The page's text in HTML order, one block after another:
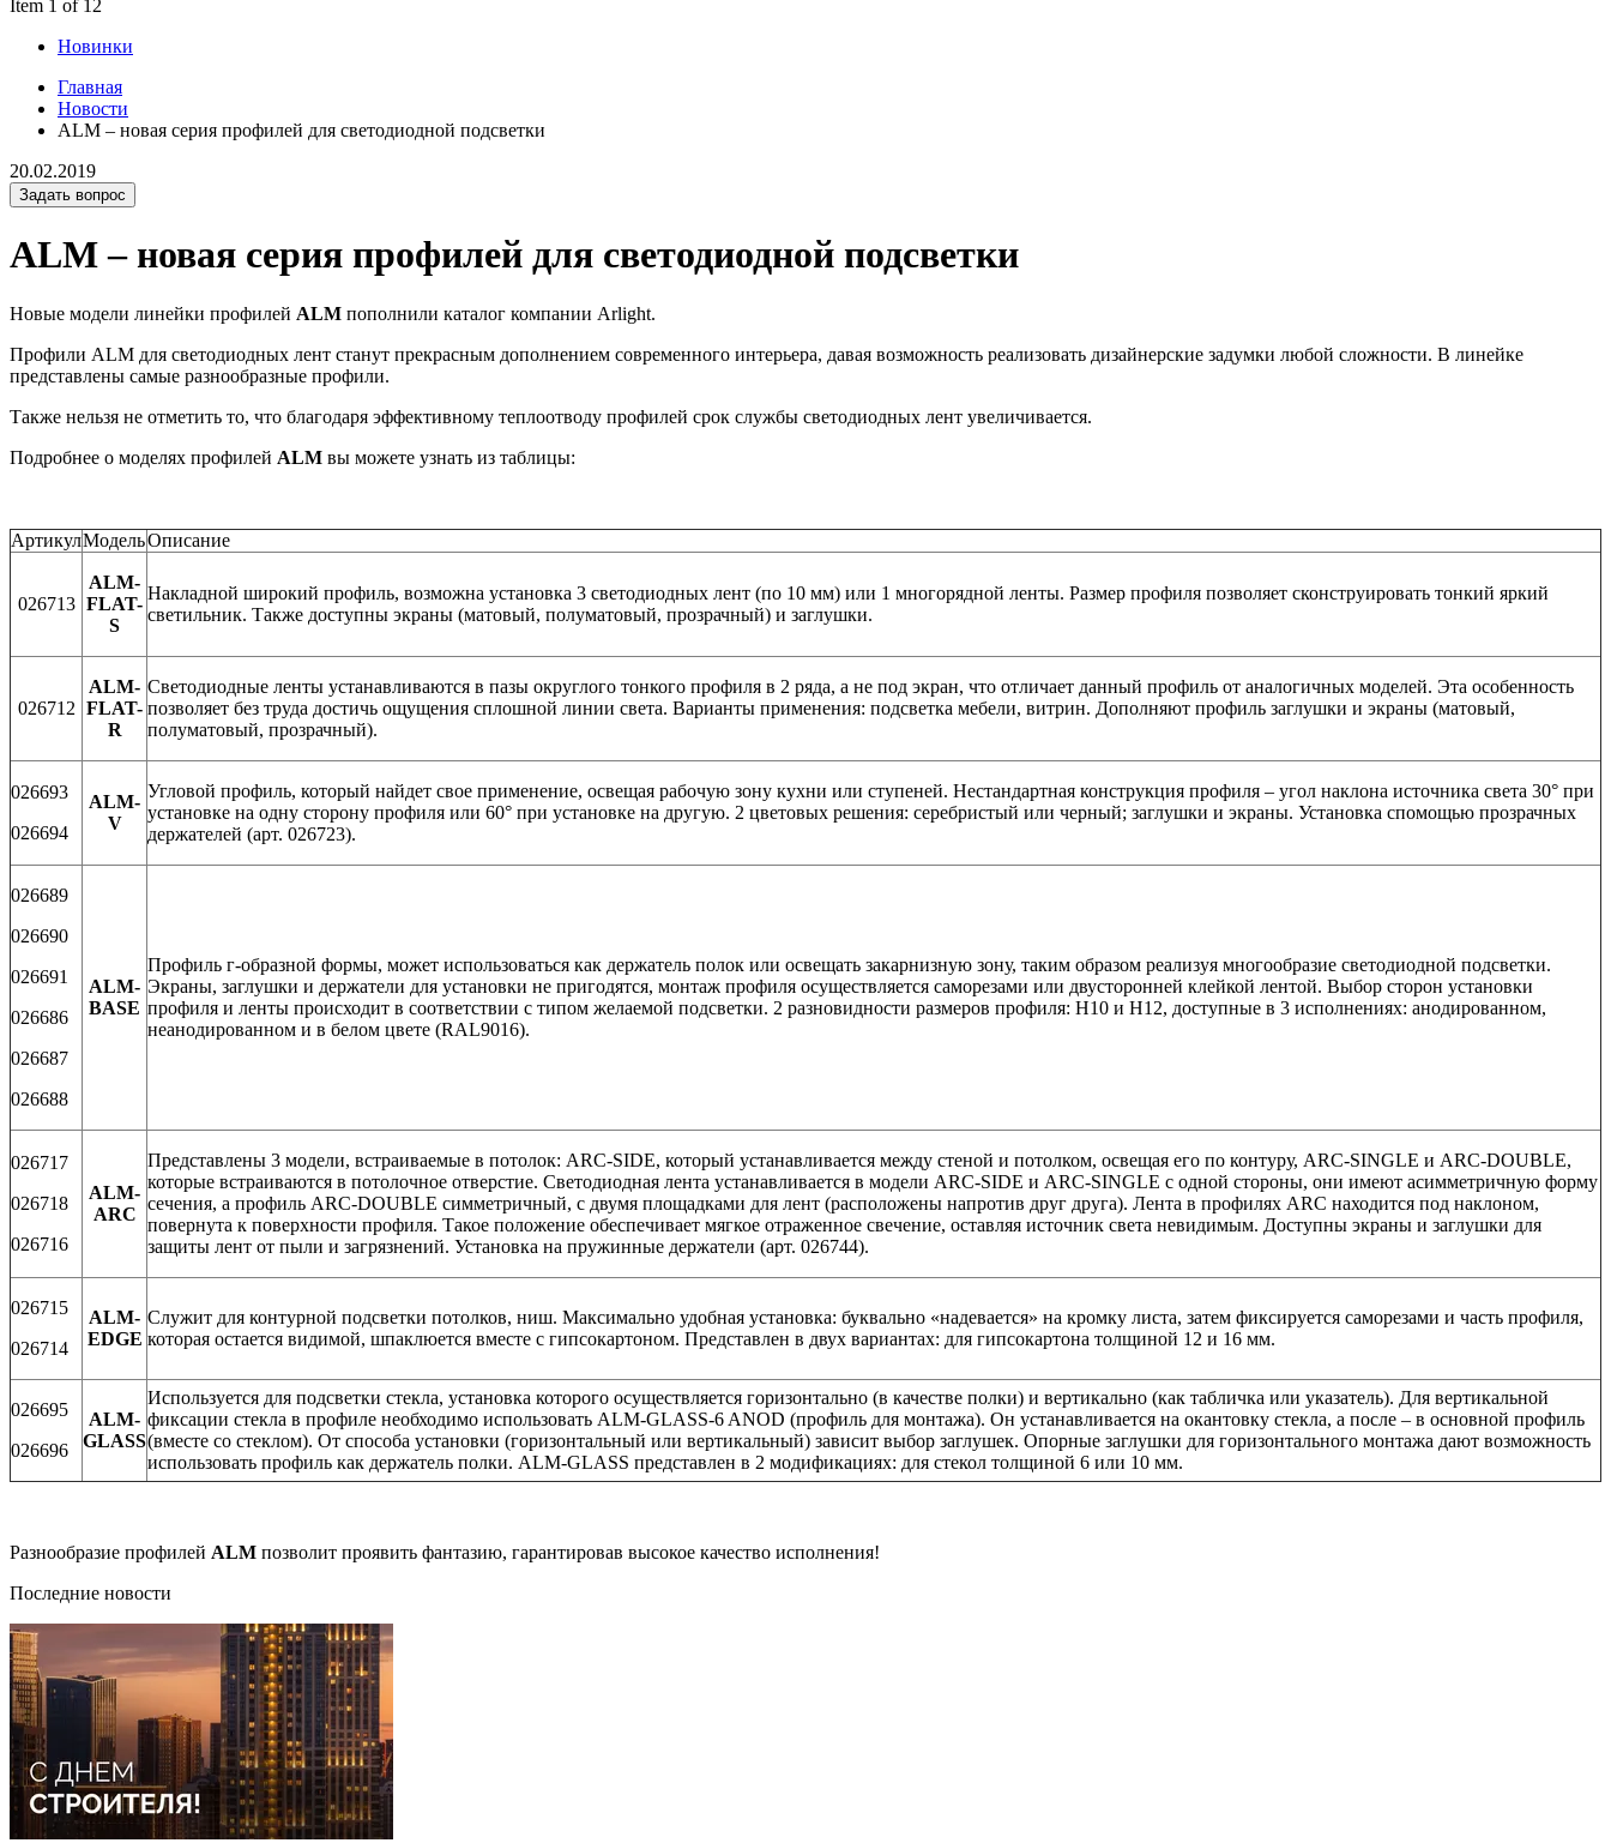
Item 1 of 12
Новинки
Главная
Новости
ALM – новая серия профилей для светодиодной подсветки
20.02.2019
Задать вопрос
ALM – новая серия профилей для светодиодной подсветки
Новые модели линейки профилей ALM пополнили каталог компании Arlight.
Профили ALM для светодиодных лент станут прекрасным дополнением современного интерьера, давая возможность реализовать дизайнерские задумки любой сложности. В линейке
представлены самые разнообразные профили.
Также нельзя не отметить то, что благодаря эффективному теплоотводу профилей срок службы светодиодных лент увеличивается.
Подробнее о моделях профилей ALM вы можете узнать из таблицы:
АртикулМодельОписание
026713
ALM-
FLAT-
S
Накладной широкий профиль, возможна установка 3 светодиодных лент (по 10 мм) или 1 многорядной ленты. Размер профиля позволяет сконструировать тонкий яркий
светильник. Также доступны экраны (матовый, полуматовый, прозрачный) и заглушки.
026712
ALM-
FLAT-
R
Светодиодные ленты устанавливаются в пазы округлого тонкого профиля в 2 ряда, а не под экран, что отличает данный профиль от аналогичных моделей. Эта особенность
позволяет без труда достичь ощущения сплошной линии света. Варианты применения: подсветка мебели, витрин. Дополняют профиль заглушки и экраны (матовый,
полуматовый, прозрачный).
026693
026694
ALM-
V
Угловой профиль, который найдет свое применение, освещая рабочую зону кухни или ступеней. Нестандартная конструкция профиля – угол наклона источника света 30° при
установке на одну сторону профиля или 60° при установке на другую. 2 цветовых решения: серебристый или черный; заглушки и экраны. Установка спомощью прозрачных
держателей (арт. 026723).
026689
026690
026691
026686
026687
026688
ALM-
BASE
Профиль г-образной формы, может использоваться как держатель полок или освещать закарнизную зону, таким образом реализуя многообразие светодиодной подсветки.
Экраны, заглушки и держатели для установки не пригодятся, монтаж профиля осуществляется саморезами или двусторонней клейкой лентой. Выбор сторон установки
профиля и ленты происходит в соответствии с типом желаемой подсветки. 2 разновидности размеров профиля: H10 и H12, доступные в 3 исполнениях: анодированном,
неанодированном и в белом цвете (RAL9016).
026717
026718
026716
ALM-
ARC
Представлены 3 модели, встраиваемые в потолок: ARC-SIDE, который устанавливается между стеной и потолком, освещая его по контуру, ARC-SINGLE и ARC-DOUBLE,
которые встраиваются в потолочное отверстие. Светодиодная лента устанавливается в модели ARC-SIDE и ARC-SINGLE с одной стороны, они имеют асимметричную форму
сечения, а профиль ARC-DOUBLE симметричный, с двумя площадками для лент (расположены напротив друг друга). Лента в профилях ARC находится под наклоном,
повернута к поверхности профиля. Такое положение обеспечивает мягкое отраженное свечение, оставляя источник света невидимым. Доступны экраны и заглушки для
защиты лент от пыли и загрязнений. Установка на пружинные держатели (арт. 026744).
026715
026714
ALM-
EDGE
Служит для контурной подсветки потолков, ниш. Максимально удобная установка: буквально «надевается» на кромку листа, затем фиксируется саморезами и часть профиля,
которая остается видимой, шпаклюется вместе с гипсокартоном. Представлен в двух вариантах: для гипсокартона толщиной 12 и 16 мм.
026695
026696
ALM-
GLASS
Используется для подсветки стекла, установка которого осуществляется горизонтально (в качестве полки) и вертикально (как табличка или указатель). Для вертикальной
фиксации стекла в профиле необходимо использовать ALM-GLASS-6 ANOD (профиль для монтажа). Он устанавливается на окантовку стекла, а после – в основной профиль
(вместе со стеклом). От способа установки (горизонтальный или вертикальный) зависит выбор заглушек. Опорные заглушки для горизонтального монтажа дают возможность
использовать профиль как держатель полки. ALM-GLASS представлен в 2 модификациях: для стекол толщиной 6 или 10 мм.
Разнообразие профилей ALM позволит проявить фантазию, гарантировав высокое качество исполнения!
Последние новости